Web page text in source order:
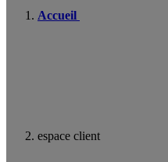
Accueil
espace client